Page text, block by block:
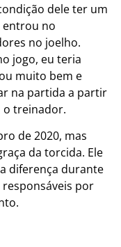
dele ter um
entrou no
no joelho.
jogo, eu teria
muito bem e
na partida a partir
o treinador.
de 2020, mas
da torcida. Ele
diferença durante
por